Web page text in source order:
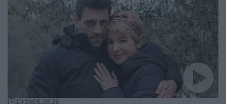
10:2809.08.26